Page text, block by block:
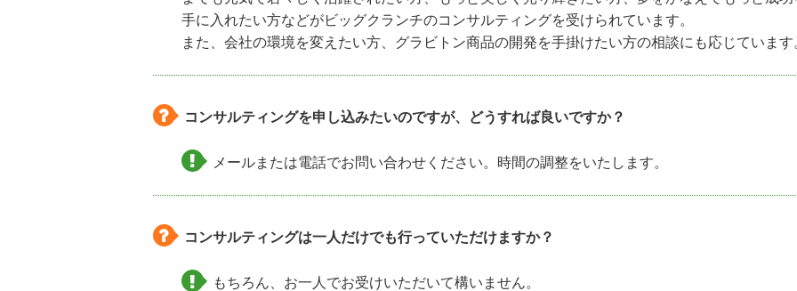
手に入れたい方などがビッグクランチのコンサルティングを受けられています。
また、会社の環境を変えたい方、グラビトン商品の開発を手掛けたい方の相談にも応じています
コンサルティングを申し込みたいのですが、どうすれば良いですか？
メールまたは電話でお問い合わせください。時間の調整をいたします。
コンサルティングは一人だけでも行っていただけますか？
もちろん、お一人でお受けいただいて構いません。